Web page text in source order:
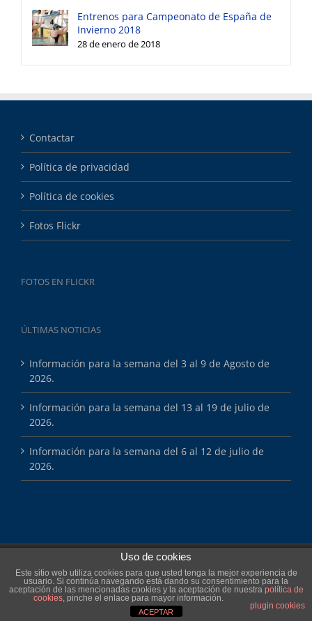
Entrenos para Campeonato de España de
Invierno 2018
28 de enero de 2018
Contactar
Política de privacidad
Política de cookies
Fotos Flickr
FOTOS EN FLICKR
ÚLTIMAS NOTICIAS
Información para la semana del 3 al 9 de Agosto de
2026.
Información para la semana del 13 al 19 de julio de
2026.
Información para la semana del 6 al 12 de julio de
2026.
Copyright 2025 Esports Màsters
Facebook
Uso de cookies
Este sitio web utiliza cookies para que usted tenga la mejor experiencia de
usuario. Si continúa navegando está dando su consentimiento para la
aceptación de las mencionadas cookies y la aceptación de nuestra política de
cookies, pinche el enlace para mayor información.
plugin cookies
ACEPTAR